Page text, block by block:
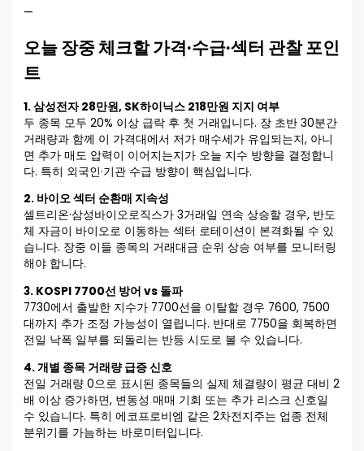
—
오늘 장중 체크할 가격·수급·섹터 관찰 포인
트
1. 삼성전자 28만원, SK하이닉스 218만원 지지 여부
두 종목 모두 20% 이상 급락 후 첫 거래입니다. 장 초반 30분간
거래량과 함께 이 가격대에서 저가 매수세가 유입되는지, 아니
면 추가 매도 압력이 이어지는지가 오늘 지수 방향을 결정합니
다. 특히 외국인·기관 수급 방향이 핵심입니다.
2. 바이오 섹터 순환매 지속성
셀트리온·삼성바이오로직스가 3거래일 연속 상승할 경우, 반도
체 자금이 바이오로 이동하는 섹터 로테이션이 본격화될 수 있
습니다. 장중 이들 종목의 거래대금 순위 상승 여부를 모니터링
해야 합니다.
3. KOSPI 7700선 방어 vs 돌파
7730에서 출발한 지수가 7700선을 이탈할 경우 7600, 7500
대까지 추가 조정 가능성이 열립니다. 반대로 7750을 회복하면
전일 낙폭 일부를 되돌리는 반등 시도로 볼 수 있습니다.
4. 개별 종목 거래량 급증 신호
전일 거래량 0으로 표시된 종목들의 실제 체결량이 평균 대비 2
배 이상 증가하면, 변동성 매매 기회 또는 추가 리스크 신호일
수 있습니다. 특히 에코프로비엠 같은 2차전지주는 업종 전체
분위기를 가늠하는 바로미터입니다.